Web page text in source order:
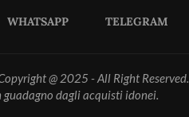
WHATSAPP TELEGRAM
@ 2025 - All Right Reserved.
dagli acquisti idonei.